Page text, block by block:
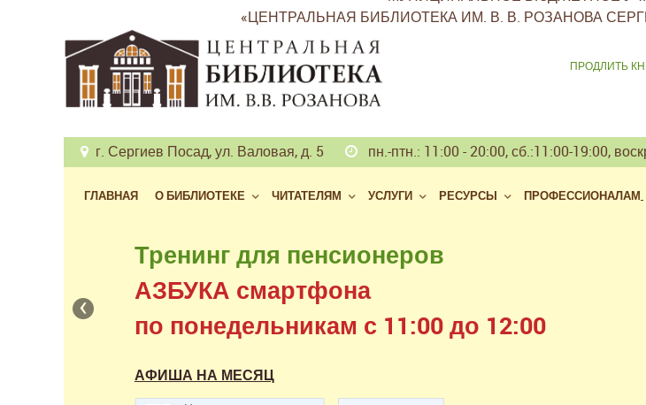
«ЦЕНТРАЛЬНАЯ БИБЛИОТЕКА ИМ. В. В. РОЗАНОВА
ПРОДЛИТЬ
г. Сергиев Посад, ул. Валовая, д. 5 пн.-птн.: 11:00 - 20:00, сб.:11:00-19:00,
ГЛАВНАЯ О БИБЛИОТЕКЕ ЧИТАТЕЛЯМ УСЛУГИ РЕСУРСЫ ПРОФЕССИОНАЛАМ
Бесплатный доступ
к фондам российских библиотек
в нашем читальном зале
АФИША НА МЕСЯЦ
Тренинг для пенсионеров
АЗБУКА смартфона
по понедельникам с 11:00 до 12:00
АФИША НА МЕСЯЦ
‹